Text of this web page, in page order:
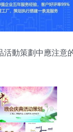
活動策劃中應注意